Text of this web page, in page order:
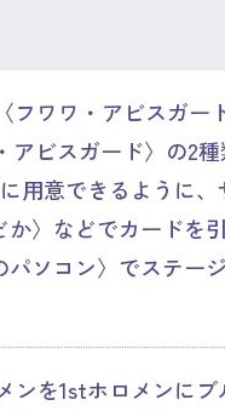
フワワ・アビスガー
アビスガード〉の2
用意できるように
か〉などでカードを
パソコン〉でステー
ンを1stホロメンに